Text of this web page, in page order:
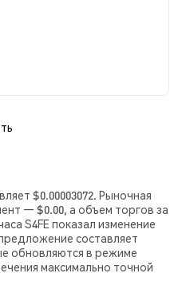
$0.00003072. Рыночная
— $0.00, а объем торгов за
S4FE показал изменение
составляет
обновляются в режиме
максимально точной